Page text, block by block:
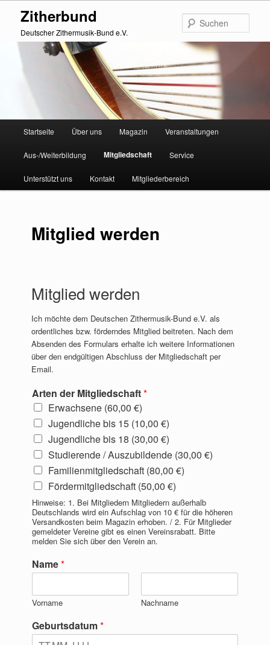
primären
springen
Zitherbund
Deutscher Zithermusik-Bund e.V.
Startseite Über uns Magazin Veranstaltungen
Aus-/Weiterbildung Mitgliedschaft Service
Unterstützt uns Kontakt Mitgliederbereich
Mitglied werden
Mitglied werden
Ich möchte dem Deutschen Zithermusik-Bund e.V. als
ordentliches bzw. förderndes Mitglied beitreten. Nach dem
Absenden des Formulars erhalte ich weitere Informationen
über den endgültigen Abschluss der Mitgliedschaft per
Email.
Arten der Mitgliedschaft*
Erwachsene (60,00 €)
Jugendliche bis 15 (10,00 €)
Jugendliche bis 18 (30,00 €)
Studierende / Auszubildende (30,00 €)
Familienmitgliedschaft (80,00 €)
Fördermitgliedschaft (50,00 €)
Hinweise: 1. Bei Mitgliedern Mitgliedern außerhalb
Deutschlands wird ein Aufschlag von 10 € für die höheren
Versandkosten beim Magazin erhoben. / 2. Für Mitglieder
gemeldeter Vereine gibt es einen Vereinsrabatt. Bitte
melden Sie sich über den Verein an.
Name*
Vorname Nachname
Geburtsdatum*